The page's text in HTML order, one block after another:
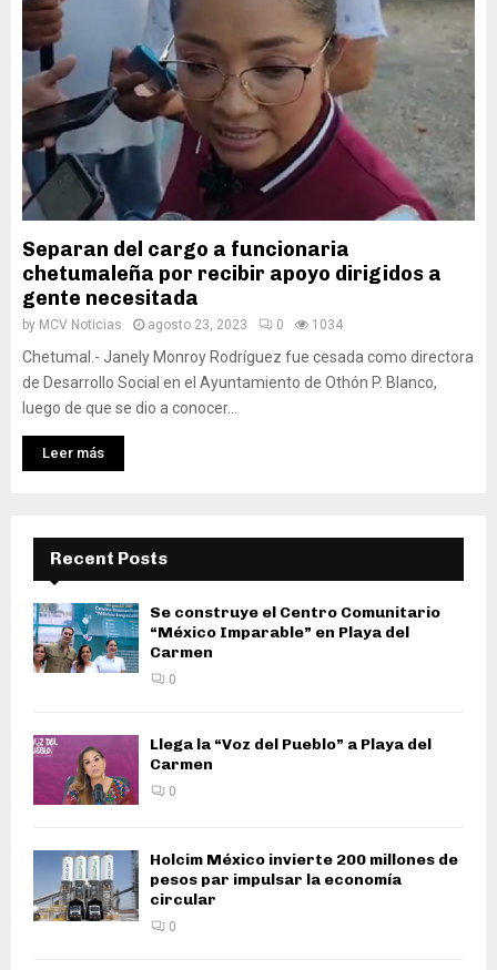
Separan del cargo a funcionaria
chetumaleña por recibir apoyo dirigidos a
gente necesitada
by MCV Noticias agosto 23, 2023 0 1034
Chetumal.- Janely Monroy Rodríguez fue cesada como directora
de Desarrollo Social en el Ayuntamiento de Othón P. Blanco,
luego de que se dio a conocer...
Leer más
Recent Posts
Se construye el Centro Comunitario
“México Imparable” en Playa del
Carmen
0
Llega la “Voz del Pueblo” a Playa del
Carmen
0
Holcim México invierte 200 millones de
pesos par impulsar la economía
circular
0